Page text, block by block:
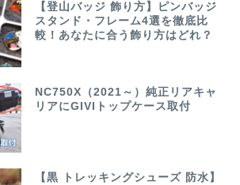
【登山バッジ 飾り方】ピンバッジ
スタンド・フレーム4選を徹底比
較！あなたに合う飾り方はどれ？
NC750X（2021～）純正リアキャ
リアにGIVIトップケース取付
【黒 トレッキングシューズ 防水】